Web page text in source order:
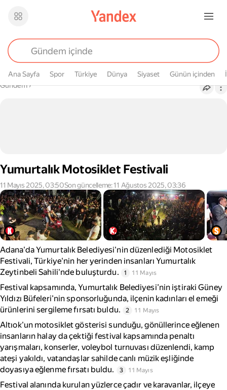
Ana Sayfa Spor Türkiye Dünya Siyaset Günün içinden
Buradasın
Gündem›
Yumurtalık Motosiklet Festivali
11 Mayıs 2025, 03:50Son güncelleme: 11 Ağustos 2025, 03:36
Adana'da Yumurtalık Belediyesi'nin düzenlediği Motosiklet
Festivali, Türkiye'nin her yerinden insanları Yumurtalık
Zeytinbeli Sahili'nde buluşturdu.
1 11 Mayıs
Festival kapsamında, Yumurtalık Belediyesi’nin iştiraki Güney
Yıldızı Büfeleri’nin sponsorluğunda, ilçenin kadınları el emeği
ürünlerini sergileme fırsatı buldu.
2 11 Mayıs
Altıok'un motosiklet gösterisi sunduğu, gönüllerince eğlenen
insanların halay da çektiği festival kapsamında penaltı
yarışmaları, konserler, voleybol turnuvası düzenlendi, kamp
ateşi yakıldı, vatandaşlar sahilde canlı müzik eşliğinde
doyasıya eğlenme fırsatı buldu.
3 11 Mayıs
Festival alanında kurulan yüzlerce çadır ve karavanlar, ilçeye